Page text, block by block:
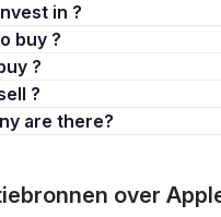
invest in ?
buy ?
?
?
7. How many are there?
over